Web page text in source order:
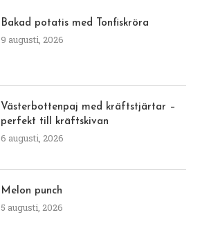
Bakad potatis med Tonfiskröra
9 augusti, 2026
Västerbottenpaj med kräftstjärtar –
perfekt till kräftskivan
6 augusti, 2026
Melon punch
5 augusti, 2026